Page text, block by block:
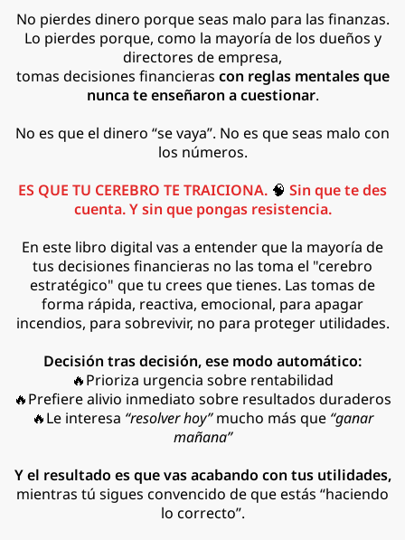
No pierdes dinero porque seas malo para las finanzas.
Lo pierdes porque, como la mayoría de los dueños y
directores de empresa,
tomas decisiones financieras con reglas mentales que
nunca te enseñaron a cuestionar.
No es que el dinero “se vaya”. No es que seas malo con
los números.
ES QUE TU CEREBRO TE TRAICIONA. 🧠 Sin que te des
cuenta. Y sin que pongas resistencia.
En este libro digital vas a entender que la mayoría de
tus decisiones financieras no las toma el "cerebro
estratégico" que tu crees que tienes. Las tomas de
forma rápida, reactiva, emocional, para apagar
incendios, para sobrevivir, no para proteger utilidades.
Decisión tras decisión, ese modo automático:
🔥Prioriza urgencia sobre rentabilidad
🔥Prefiere alivio inmediato sobre resultados duraderos
🔥Le interesa “resolver hoy”mucho más que “ganar
mañana”
Y el resultado es que vas acabando con tus utilidades,
mientras tú sigues convencido de que estás “haciendo
lo correcto”.